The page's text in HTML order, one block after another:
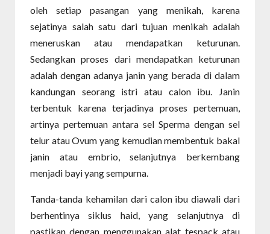
oleh setiap pasangan yang menikah, karena
sejatinya salah satu dari tujuan menikah adalah
meneruskan atau mendapatkan keturunan.
Sedangkan proses dari mendapatkan keturunan
adalah dengan adanya janin yang berada di dalam
kandungan seorang istri atau calon ibu. Janin
terbentuk karena terjadinya proses pertemuan,
artinya pertemuan antara sel Sperma dengan sel
telur atau Ovum yang kemudian membentuk bakal
janin atau embrio, selanjutnya berkembang
menjadi bayi yang sempurna.
Tanda-tanda kehamilan dari calon ibu diawali dari
berhentinya siklus haid, yang selanjutnya di
pastikan dengan menggunakan alat tespack atau